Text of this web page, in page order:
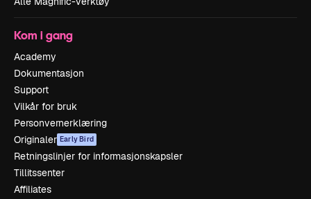
Kom i gang
Academy
Dokumentasjon
Support
Vilkår for bruk
Personvernerklæring
Originaler Early Bird
Retningslinjer for informasjonskapsler
Tillitssenter
Affiliates